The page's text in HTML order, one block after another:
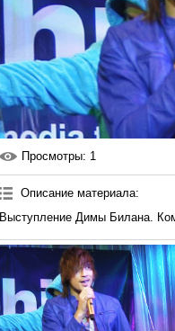
Просмотры: 1
Описание материала:
Выступление Димы Билана.